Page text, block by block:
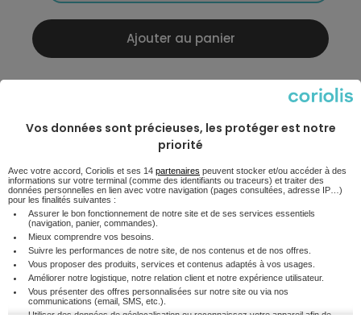
Ajouter au panier
Les points clés
Écran
Non communiqué
Mémoire
Non communiqué
Taille de l'écran
Vos données sont précieuses, les protéger est notre
priorité
Avec votre accord, Coriolis et ses 14 partenaires peuvent stocker et/ou accéder à des
informations sur votre terminal (comme des identifiants ou traceurs) et traiter des
données personnelles en lien avec votre navigation (pages consultées, adresse IP…)
pour les finalités suivantes :
Assurer le bon fonctionnement de notre site et de ses services essentiels
(navigation, panier, commandes).
Mieux comprendre vos besoins.
Suivre les performances de notre site, de nos contenus et de nos offres.
Vous proposer des produits, services et contenus adaptés à vos usages.
Améliorer notre logistique, notre relation client et notre expérience utilisateur.
Vous présenter des offres personnalisées sur notre site ou via nos
communications (email, SMS, etc.).
Utiliser des données de géolocalisation ou reconnaissez votre appareil afin de